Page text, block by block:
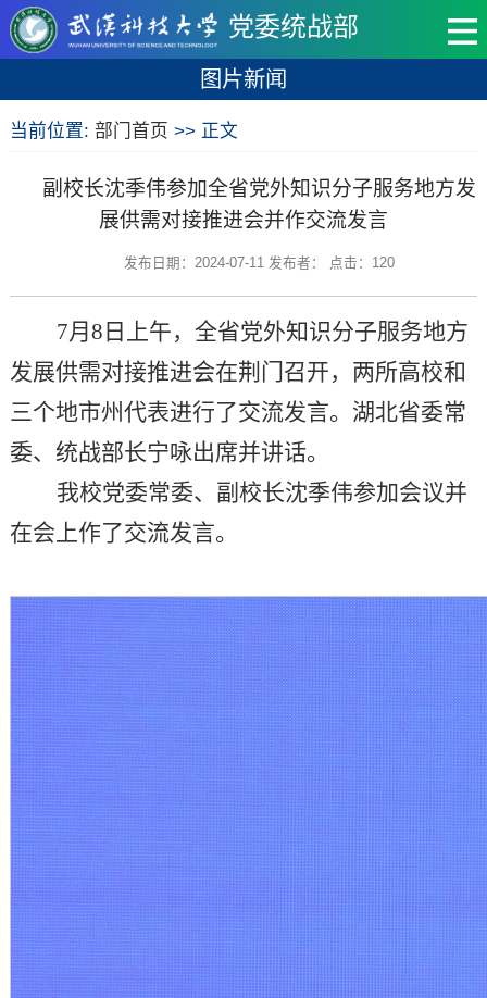
党委统战部
图片新闻
当前位置: 部门首页 >> 正文
副校长沈季伟参加全省党外知识分子服务地方发
展供需对接推进会并作交流发言
发布日期：2024-07-11 发布者： 点击： 120
7月8日上午，全省党外知识分子服务地方
发展供需对接推进会在荆门召开，两所高校和
三个地市州代表进行了交流发言。湖北省委常
委、统战部长宁咏出席并讲话。
我校党委常委、副校长沈季伟参加会议并
在会上作了交流发言。